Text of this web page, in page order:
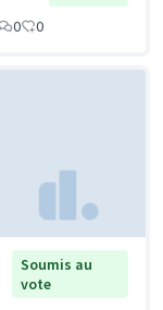
0 0
Soumis au
vote